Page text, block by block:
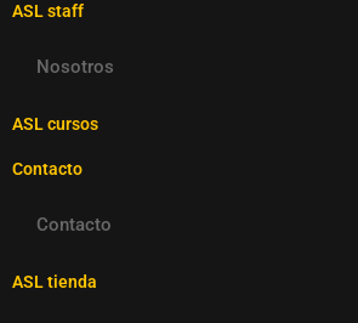
ASL staff
Nosotros
ASL cursos
Contacto
Contacto
ASL tienda